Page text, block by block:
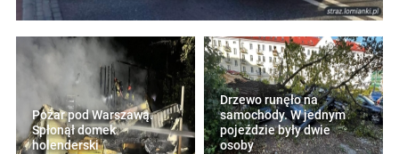
Pożar pod Warszawą.
Spłonął domek
holenderski
Drzewo runęło na
samochody. W jednym
pojeździe były dwie
osoby